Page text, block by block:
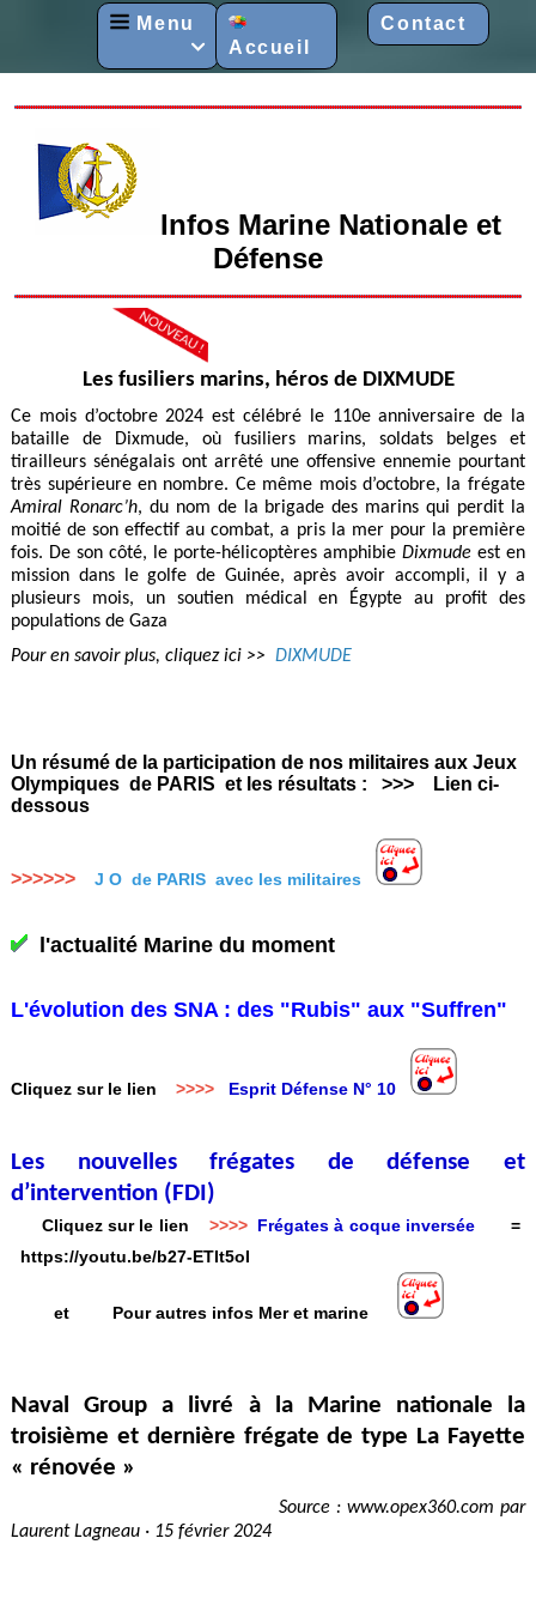
Menu
 Accueil
Contact
Infos Marine Nationale et
Défense
Les fusiliers marins, héros de DIXMUDE
Ce mois d’octobre 2024 est célébré le 110e anniversaire de la
bataille de Dixmude, où fusiliers marins, soldats belges et
tirailleurs sénégalais ont arrêté une offensive ennemie pourtant
très supérieure en nombre. Ce même mois d’octobre, la frégate
Amiral Ronarc’h, du nom de la brigade des marins qui perdit la
moitié de son effectif au combat, a pris la mer pour la première
fois. De son côté, le porte-hélicoptères amphibie Dixmude est en
mission dans le golfe de Guinée, après avoir accompli, il y a
plusieurs mois, un soutien médical en Égypte au profit des
populations de Gaza
Pour en savoir plus, cliquez ici >>DIXMUDE
Un résumé de la participation de nos militaires aux Jeux
Olympiques de PARIS et les résultats : >>> Lien ci-
dessous
>>>>>> J O de PARIS avec les militaires
l'actualité Marine du moment
L'évolution des SNA : des "Rubis" aux "Suffren"
Cliquez sur le lien >>>> Esprit Défense N° 10
Les nouvelles frégates de défense et
d’intervention (FDI)
Cliquez sur le lien >>>> Frégates à coque inversée=
https://youtu.be/b27-ETIt5oI
et Pour autres infos Mer et marine
Naval Group a livré à la Marine nationale la
troisième et dernière frégate de type La Fayette
« rénovée »
Source : www.opex360.com par
Laurent Lagneau · 15 février 2024